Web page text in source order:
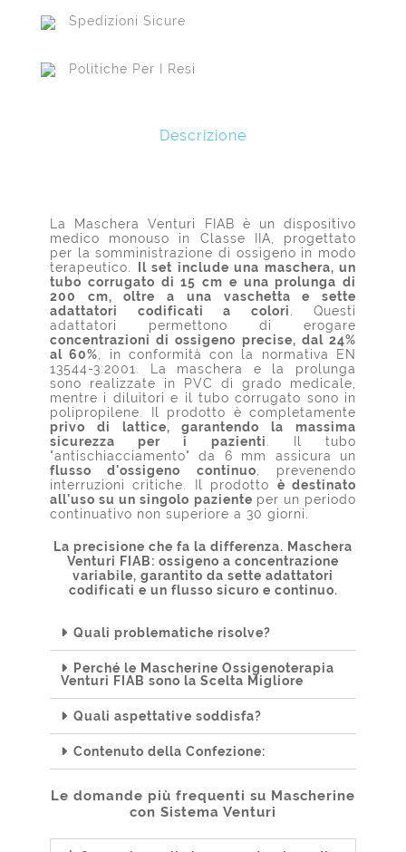
Spedizioni Sicure
Politiche Per I Resi
Descrizione
La Maschera Venturi FIAB è un dispositivo
medico monouso in Classe IIA, progettato
per la somministrazione di ossigeno in modo
terapeutico.
Il set include una maschera, un
tubo corrugato di 15 cm e una prolunga di
200 cm, oltre a una vaschetta e sette
adattatori codificati a colori . Questi
adattatori permettono di erogare
concentrazioni di ossigeno precise, dal 24%
al 60% , in conformità con la normativa EN
13544-3:2001. La maschera e la prolunga
sono realizzate in PVC di grado medicale,
mentre i diluitori e il tubo corrugato sono in
polipropilene. Il prodotto è completamente
privo di lattice, garantendo la massima
sicurezza per i pazienti
. Il tubo
"antischiacciamento" da 6 mm assicura un
flusso d'ossigeno continuo , prevenendo
interruzioni critiche. Il prodotto è destinato
all'uso su un singolo paziente per un periodo
continuativo non superiore a 30 giorni.
La precisione che fa la differenza. Maschera
Venturi FIAB: ossigeno a concentrazione
variabile, garantito da sette adattatori
codificati e un flusso sicuro e continuo.
Quali problematiche risolve?
Perché le Mascherine Ossigenoterapia
Venturi FIAB sono la Scelta Migliore
Quali aspettative soddisfa?
Contenuto della Confezione:
Le domande più frequenti su Mascherine
con Sistema Venturi